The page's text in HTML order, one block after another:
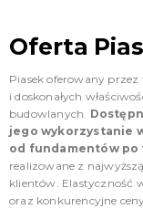
Oferta
Piasek oferowany
i doskonałych
budowlanych.
jego wykorzystanie
od fundamentów po
realizowane z
klientów. Elastyczność
oraz konkurencyjne